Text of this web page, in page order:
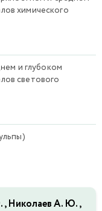
химического
и глубоком
светового
Николаев А. Ю.,